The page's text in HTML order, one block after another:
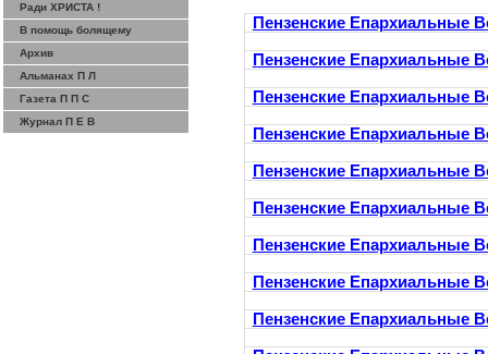
Ради ХРИСТА !
В помощь болящему
Архив
Альманах П Л
Газета П П С
Журнал П Е В
Пензенские Епархиальные
Пензенские Епархиальные
Пензенские Епархиальные
Пензенские Епархиальные
Пензенские Епархиальные
Пензенские Епархиальные
Пензенские Епархиальные
Пензенские Епархиальные
Пензенские Епархиальные